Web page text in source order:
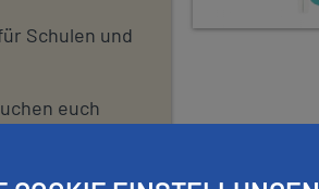
Schulen und
euch
P
G